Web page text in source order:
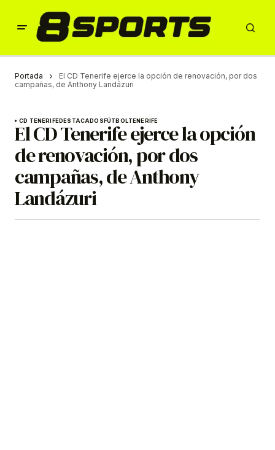
Portada
El CD Tenerife ejerce la opción de renovación, por dos
campañas, de Anthony Landázuri
CD TENERIFEDESTACADOSFÚTBOLTENERIFE
El CD Tenerife ejerce la opción
de renovación, por dos
campañas, de Anthony
Landázuri